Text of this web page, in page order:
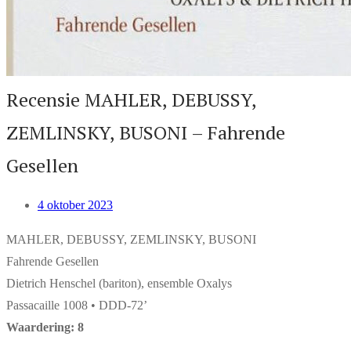
Recensie MAHLER, DEBUSSY,
ZEMLINSKY, BUSONI – Fahrende
Gesellen
4 oktober 2023
MAHLER, DEBUSSY, ZEMLINSKY, BUSONI
Fahrende Gesellen
Dietrich Henschel (bariton), ensemble Oxalys
Passacaille 1008 • DDD-72’
Waardering: 8